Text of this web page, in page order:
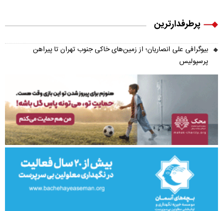
پرطرفدارترین
بیوگرافی علی انصاریان؛ از زمین‌های خاکی جنوب تهران تا پیراهن
پرسپولیس